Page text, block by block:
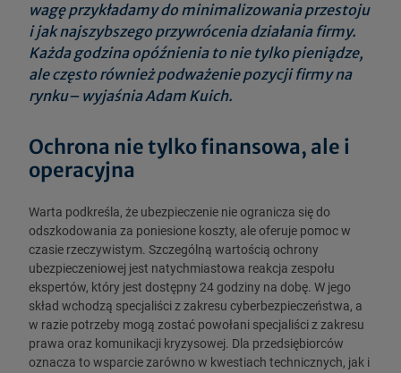
wagę przykładamy do minimalizowania przestoju
i jak najszybszego przywrócenia działania firmy.
Każda godzina opóźnienia to nie tylko pieniądze,
ale często również podważenie pozycji firmy na
rynku– wyjaśnia Adam Kuich.
Ochrona nie tylko finansowa, ale i
operacyjna
Warta podkreśla, że ubezpieczenie nie ogranicza się do
odszkodowania za poniesione koszty, ale oferuje pomoc w
czasie rzeczywistym. Szczególną wartością ochrony
ubezpieczeniowej jest natychmiastowa reakcja zespołu
ekspertów, który jest dostępny 24 godziny na dobę. W jego
skład wchodzą specjaliści z zakresu cyberbezpieczeństwa, a
w razie potrzeby mogą zostać powołani specjaliści z zakresu
prawa oraz komunikacji kryzysowej. Dla przedsiębiorców
oznacza to wsparcie zarówno w kwestiach technicznych, jak i